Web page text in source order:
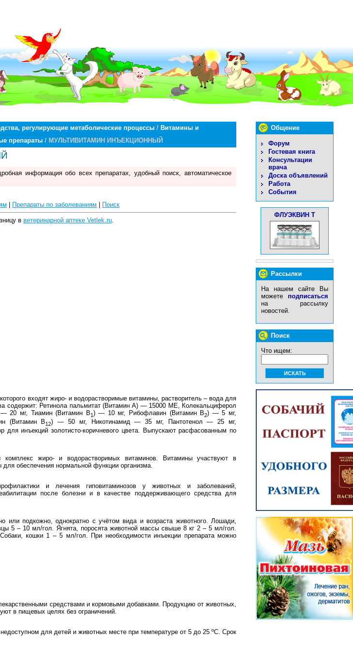
Общение
Форум
Гостевая книга
Консультации
врача
Доска объявлений
Работа
События
ФЛУЭКВИН Т
Рассылки
На нашем сайте Вы
можете подписаться
на рассылку
новостей.
Поиск
Что ищем:
регулирующие метаболические процессы / Витамины и
препараты / МУЛЬТИВИТАМИН ИНЪЕКЦИОННЫЙ
информация обо всех препаратах, удобный поиск, автоматическое
Препараты по заболеваниям Поиск
в ветеринарной аптеке Vetlek.ru.
входят жиро- и водорастворимые витамины, растворитель – вода для
содержит: Ретинола пальмитат (Витамин A) — 15000 MЕ, Колекальциферол
20 мг, Тиамин (Витамин B1) — 10 мг, Рибофлавин (Витамин B2) — 5 мг,
(Витамин B12) — 50 мг, Никотинамид — 35 мг, Пантотенол — 25 мг,
для инъекций золотисто-коричневого цвета. Выпускают расфасованным по
комплекс жиро- и водорастворимых витаминов. Витамины участвуют в
обеспечения нормальной функции организма.
и лечения гиповитаминозов у животных и заболеваний,
после болезни и в качестве поддерживающего средства для
или подкожно, однократно с учётом вида и возраста животного. Лошади,
5 – 10 мл/гол. Ягнята, поросята животной массы свыше 8 кг 2 – 5 мл/гол.
кошки 1 – 5 мл/гол. При необходимости инъекции препарата можно
средствами и кормовыми добавками. Продукцию от животных,
в пищевых целях без ограничений.
для детей и животных месте при температуре от 5 до 25 ºC. Срок